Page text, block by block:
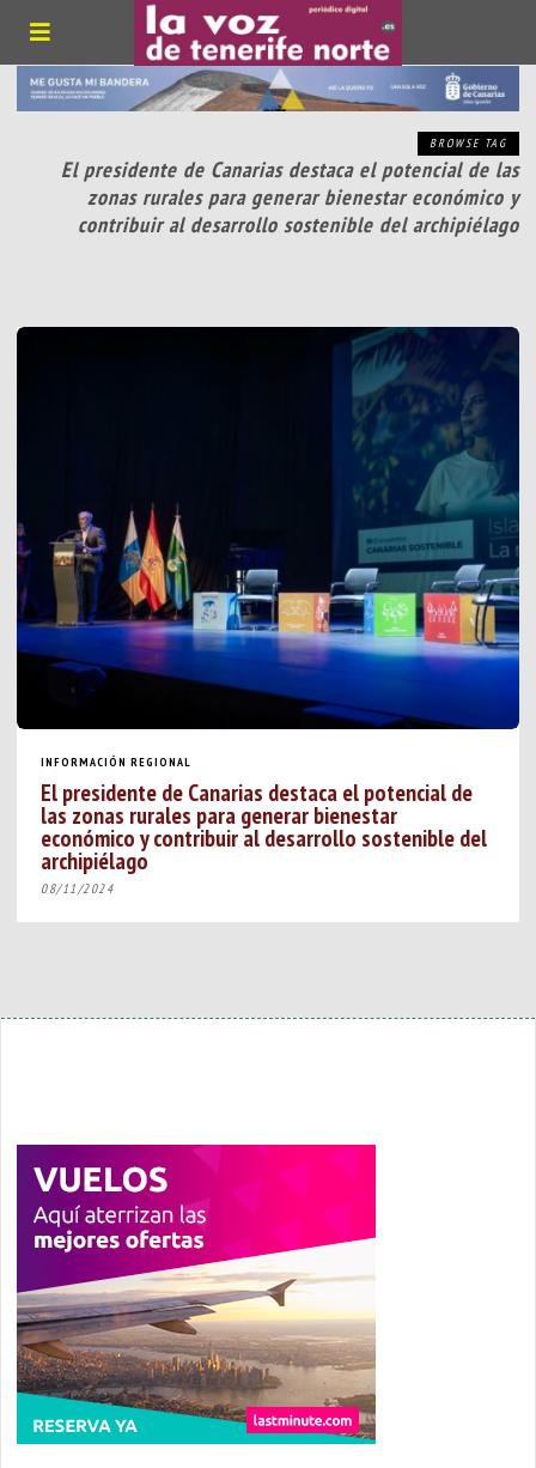
BROWSE TAG
El presidente de Canarias destaca el potencial de las
zonas rurales para generar bienestar económico y
contribuir al desarrollo sostenible del archipiélago
INFORMACIÓN REGIONAL
El presidente de Canarias destaca el potencial de
las zonas rurales para generar bienestar
económico y contribuir al desarrollo sostenible del
archipiélago
08/11/2024